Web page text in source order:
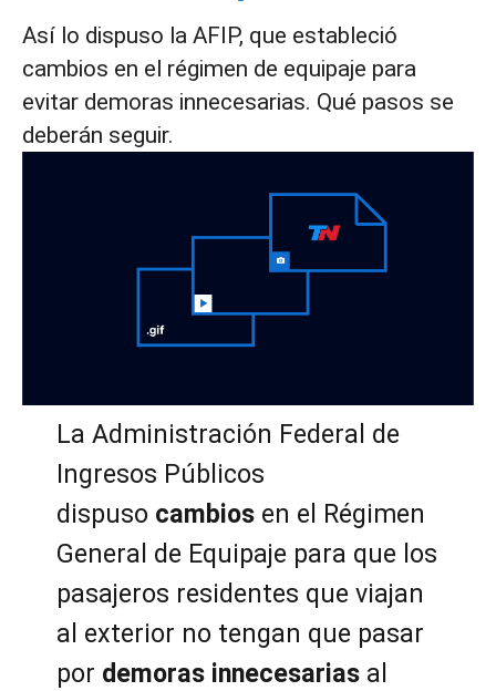
Así lo dispuso la AFIP, que estableció
cambios en el régimen de equipaje para
evitar demoras innecesarias. Qué pasos se
deberán seguir.
La Administración Federal de
Ingresos Públicos
dispuso cambios en el Régimen
General de Equipaje para que los
pasajeros residentes que viajan
al exterior no tengan que pasar
por demoras innecesarias al